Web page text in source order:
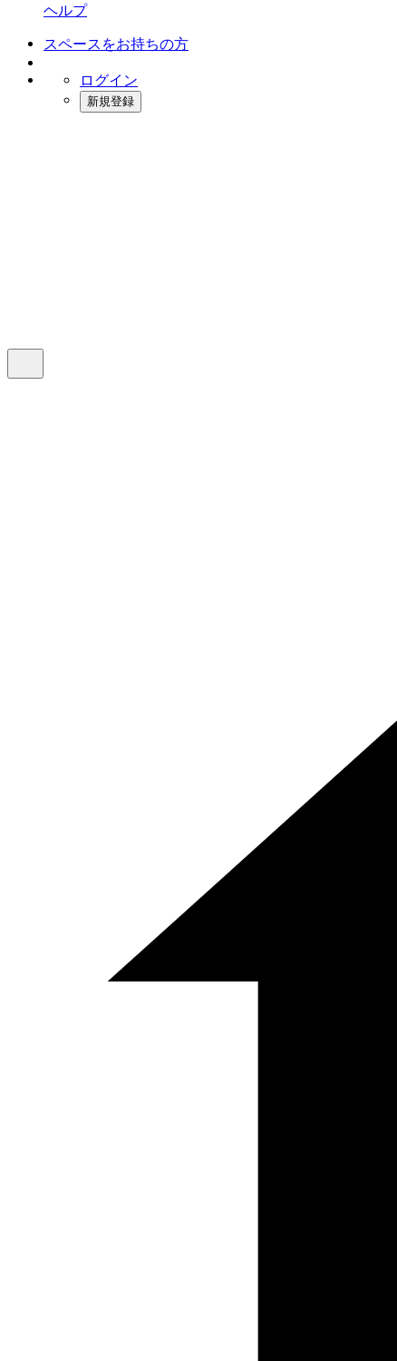
ヘルプ
スペースをお持ちの方
ログイン
新規登録